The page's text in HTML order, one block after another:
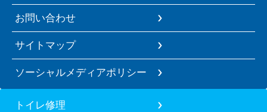
お問い合わせ
サイトマップ
ソーシャルメディアポリシー
トイレ修理